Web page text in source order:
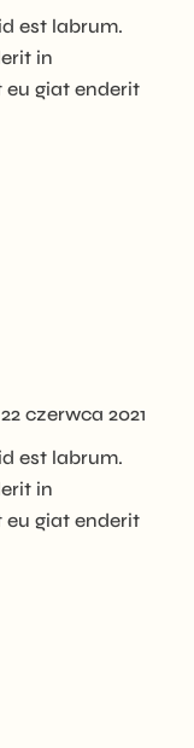
est labrum.
in
giat enderit
22 czerwca 2021
est labrum.
in
giat enderit